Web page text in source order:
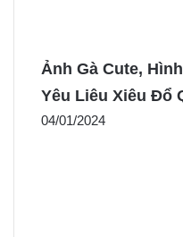
Ảnh Gà Cute,
Yêu Liêu Xiêu Đổ
04/01/2024